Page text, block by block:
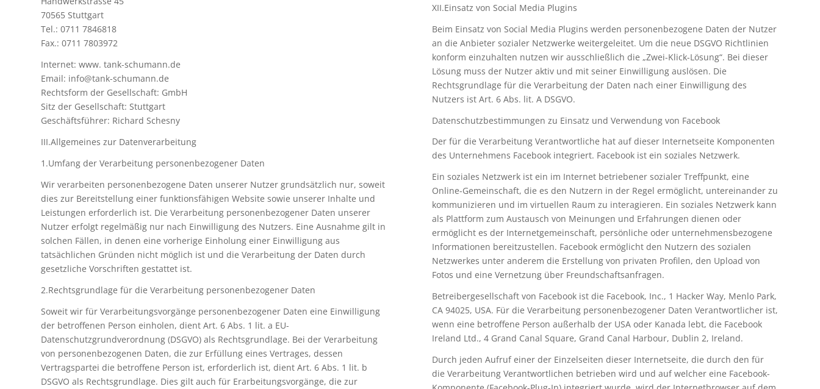
70565 Stuttgart
Tel.: 0711 7846818
Fax.: 0711 7803972
Internet: www. tank-schumann.de
Email: info@tank-schumann.de
Rechtsform der Gesellschaft: GmbH
Sitz der Gesellschaft: Stuttgart
Geschäftsführer: Richard Schesny
III.Allgemeines zur Datenverarbeitung
1.Umfang der Verarbeitung personenbezogener Daten
Wir verarbeiten personenbezogene Daten unserer Nutzer grundsätzlich nur, soweit
dies zur Bereitstellung einer funktionsfähigen Website sowie unserer Inhalte und
Leistungen erforderlich ist. Die Verarbeitung personenbezogener Daten unserer
Nutzer erfolgt regelmäßig nur nach Einwilligung des Nutzers. Eine Ausnahme gilt in
solchen Fällen, in denen eine vorherige Einholung einer Einwilligung aus
tatsächlichen Gründen nicht möglich ist und die Verarbeitung der Daten durch
gesetzliche Vorschriften gestattet ist.
2.Rechtsgrundlage für die Verarbeitung personenbezogener Daten
Soweit wir für Verarbeitungsvorgänge personenbezogener Daten eine Einwilligung
der betroffenen Person einholen, dient Art. 6 Abs. 1 lit. a EU-
Datenschutzgrundverordnung (DSGVO) als Rechtsgrundlage. Bei der Verarbeitung
von personenbezogenen Daten, die zur Erfüllung eines Vertrages, dessen
Vertragspartei die betroffene Person ist, erforderlich ist, dient Art. 6 Abs. 1 lit. b
DSGVO als Rechtsgrundlage. Dies gilt auch für Erarbeitungsvorgänge, die zur
XII.Einsatz von Social Media Plugins
Beim Einsatz von Social Media Plugins werden personenbezogene Daten der Nutzer
an die Anbieter sozialer Netzwerke weitergeleitet. Um die neue DSGVO Richtlinien
konform einzuhalten nutzen wir ausschließlich die „Zwei-Klick-Lösung“. Bei dieser
Lösung muss der Nutzer aktiv und mit seiner Einwilligung auslösen. Die
Rechtsgrundlage für die Verarbeitung der Daten nach einer Einwilligung des
Nutzers ist Art. 6 Abs. lit. A DSGVO.
Datenschutzbestimmungen zu Einsatz und Verwendung von Facebook
Der für die Verarbeitung Verantwortliche hat auf dieser Internetseite Komponenten
des Unternehmens Facebook integriert. Facebook ist ein soziales Netzwerk.
Ein soziales Netzwerk ist ein im Internet betriebener sozialer Treffpunkt, eine
Online-Gemeinschaft, die es den Nutzern in der Regel ermöglicht, untereinander zu
kommunizieren und im virtuellen Raum zu interagieren. Ein soziales Netzwerk kann
als Plattform zum Austausch von Meinungen und Erfahrungen dienen oder
ermöglicht es der Internetgemeinschaft, persönliche oder unternehmensbezogene
Informationen bereitzustellen. Facebook ermöglicht den Nutzern des sozialen
Netzwerkes unter anderem die Erstellung von privaten Profilen, den Upload von
Fotos und eine Vernetzung über Freundschaftsanfragen.
Betreibergesellschaft von Facebook ist die Facebook, Inc., 1 Hacker Way, Menlo Park,
CA 94025, USA. Für die Verarbeitung personenbezogener Daten Verantwortlicher ist,
wenn eine betroffene Person außerhalb der USA oder Kanada lebt, die Facebook
Ireland Ltd., 4 Grand Canal Square, Grand Canal Harbour, Dublin 2, Ireland.
Durch jeden Aufruf einer der Einzelseiten dieser Internetseite, die durch den für
die Verarbeitung Verantwortlichen betrieben wird und auf welcher eine Facebook-